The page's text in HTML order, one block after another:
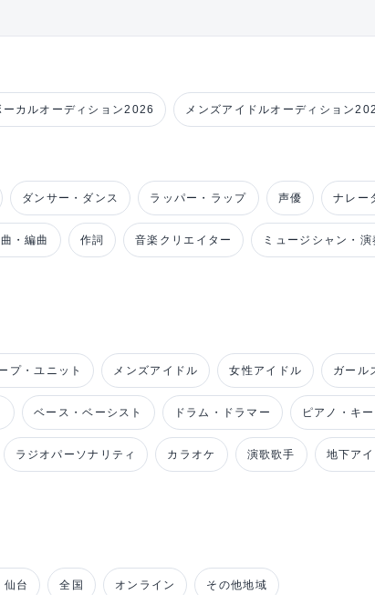
ーカルオーディション2026 メンズアイドルオーディション
ダンサー・ダンス ラッパー・ラップ 声優 ナレー
・編曲 作詞 音楽クリエイター ミュージシャン・演
プ・ユニット メンズアイドル 女性アイドル ガール
ベース・ベーシスト ドラム・ドラマー ピアノ・キ
ラジオパーソナリティ カラオケ 演歌歌手 地下ア
仙台 全国 オンライン その他地域